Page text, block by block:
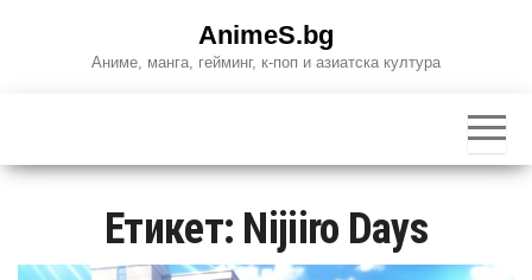
AnimeS.bg
Аниме, манга, гейминг, к-поп и азиатска култура
Етикет: Nijiiro Days